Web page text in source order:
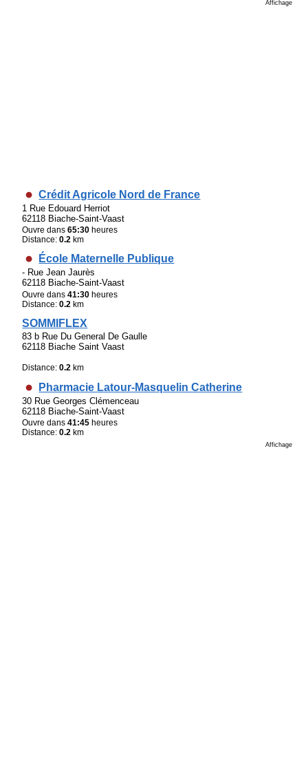
Affichage
Crédit Agricole Nord de France
1 Rue Edouard Herriot
62118 Biache-Saint-Vaast
Ouvre dans65:30 heures
Distance:0.2 km
École Maternelle Publique
- Rue Jean Jaurès
62118 Biache-Saint-Vaast
Ouvre dans41:30 heures
Distance:0.2 km
SOMMIFLEX
83 b Rue Du General De Gaulle
62118 Biache Saint Vaast
Distance:0.2 km
Pharmacie Latour-Masquelin Catherine
30 Rue Georges Clémenceau
62118 Biache-Saint-Vaast
Ouvre dans41:45 heures
Distance:0.2 km
Affichage